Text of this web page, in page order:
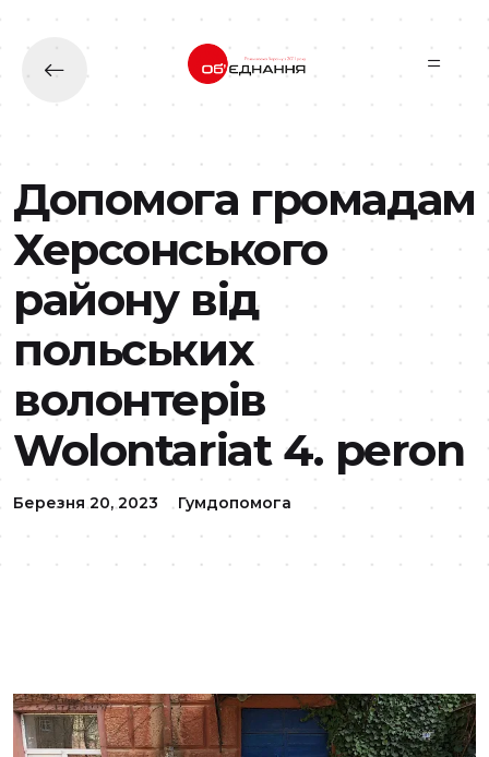
Перейти до основного вмісту
Допомога громадам
Херсонського
району від
польських
волонтерів
Wolontariat 4. peron
Березня 20, 2023 Гумдопомога